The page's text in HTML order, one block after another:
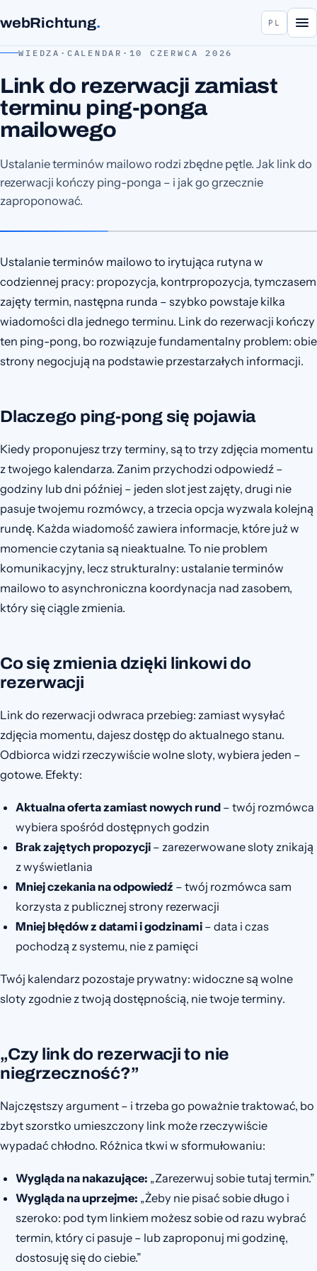
webRichtung. PL
WIEDZA · CALENDAR · 10 CZERWCA 2026
Link do rezerwacji zamiast
terminu ping-ponga
mailowego
Ustalanie terminów mailowo rodzi zbędne pętle. Jak link do
rezerwacji kończy ping-ponga – i jak go grzecznie
zaproponować.
Ustalanie terminów mailowo to irytująca rutyna w
codziennej pracy: propozycja, kontrpropozycja, tymczasem
zajęty termin, następna runda – szybko powstaje kilka
wiadomości dla jednego terminu. Link do rezerwacji kończy
ten ping-pong, bo rozwiązuje fundamentalny problem: obie
strony negocjują na podstawie przestarzałych informacji.
Dlaczego ping-pong się pojawia
Kiedy proponujesz trzy terminy, są to trzy zdjęcia momentu
z twojego kalendarza. Zanim przychodzi odpowiedź –
godziny lub dni później – jeden slot jest zajęty, drugi nie
pasuje twojemu rozmówcy, a trzecia opcja wyzwala kolejną
rundę. Każda wiadomość zawiera informacje, które już w
momencie czytania są nieaktualne. To nie problem
komunikacyjny, lecz strukturalny: ustalanie terminów
mailowo to asynchroniczna koordynacja nad zasobem,
który się ciągle zmienia.
Co się zmienia dzięki linkowi do
rezerwacji
Link do rezerwacji odwraca przebieg: zamiast wysyłać
zdjęcia momentu, dajesz dostęp do aktualnego stanu.
Odbiorca widzi rzeczywiście wolne sloty, wybiera jeden –
gotowe. Efekty:
Aktualna oferta zamiast nowych rund – twój rozmówca
wybiera spośród dostępnych godzin
Brak zajętych propozycji – zarezerwowane sloty znikają
z wyświetlania
Mniej czekania na odpowiedź – twój rozmówca sam
korzysta z publicznej strony rezerwacji
Mniej błędów z datami i godzinami – data i czas
pochodzą z systemu, nie z pamięci
Twój kalendarz pozostaje prywatny: widoczne są wolne
sloty zgodnie z twoją dostępnością, nie twoje terminy.
„Czy link do rezerwacji to nie
niegrzeczność?”
Najczęstszy argument – i trzeba go poważnie traktować, bo
zbyt szorstko umieszczony link może rzeczywiście
wypadać chłodno. Różnica tkwi w sformułowaniu:
Wygląda na nakazujące: „Zarezerwuj sobie tutaj termin.”
Wygląda na uprzejme: „Żeby nie pisać sobie długo i
szeroko: pod tym linkiem możesz sobie od razu wybrać
termin, który ci pasuje – lub zaproponuj mi godzinę,
dostosuję się do ciebie.”